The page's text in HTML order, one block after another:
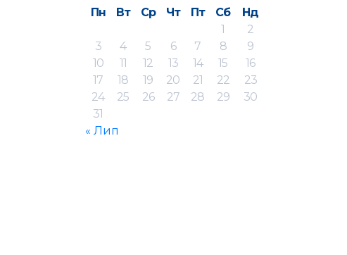
Пн
Вт Ср Чт Пт Сб
Нд
1
2
3
4 5 6 7 8
9
10
11 12 13 14 15
16
17
18 19 20 21 22
23
24
25 26 27 28 29
30
31
« Лип